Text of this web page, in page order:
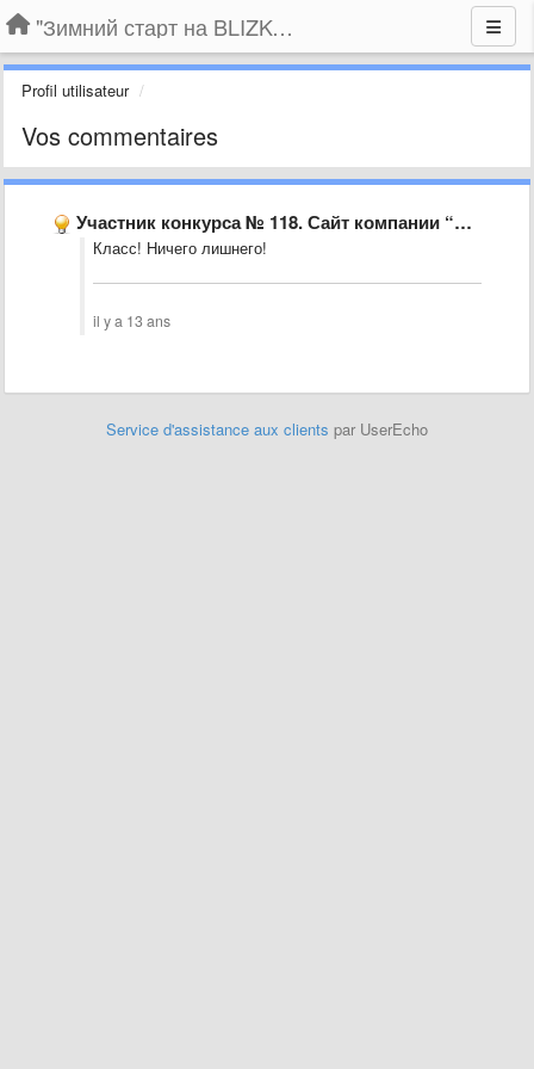
"Зимний старт на BLIZKO.ru". Конкурс компаний
Profil utilisateur
Vos commentaires
Участник конкурса № 118. Сайт компании “МЕБЕЛИАНА - РОСТОВ”
Класс! Ничего лишнего!
il y a 13 ans
Service d'assistance aux clients par UserEcho